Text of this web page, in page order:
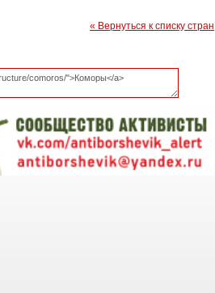
« Вернуться к списку стран